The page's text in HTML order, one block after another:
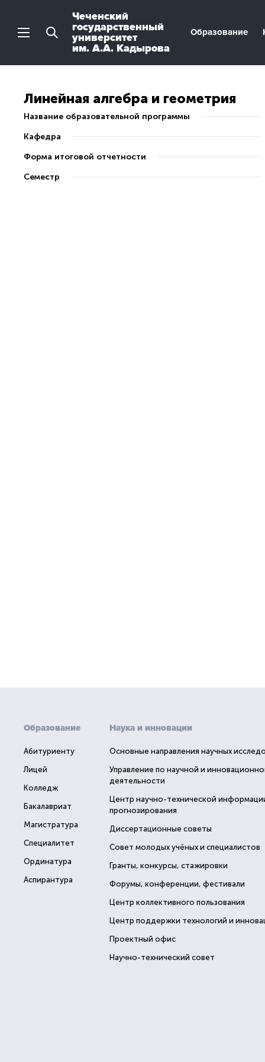
Чеченский
государственный
университет
им. А.А. Кадырова
Образование
Линейная алгебра и геометрия
Название образовательной программы
Кафедра
Форма итоговой отчетности
Семестр
Образование
Абитуриенту
Лицей
Колледж
Бакалавриат
Магистратура
Специалитет
Ординатура
Аспирантура
Наука и инновации
Основные направления научных
Управление по научной и
деятельности
Центр научно-технической
прогнозирования
Диссертационные советы
Совет молодых учёных и специалистов
Гранты, конкурсы, стажировки
Форумы, конференции, фестивали
Центр коллективного пользования
Центр поддержки технологий и
Проектный офис
Научно-технический совет